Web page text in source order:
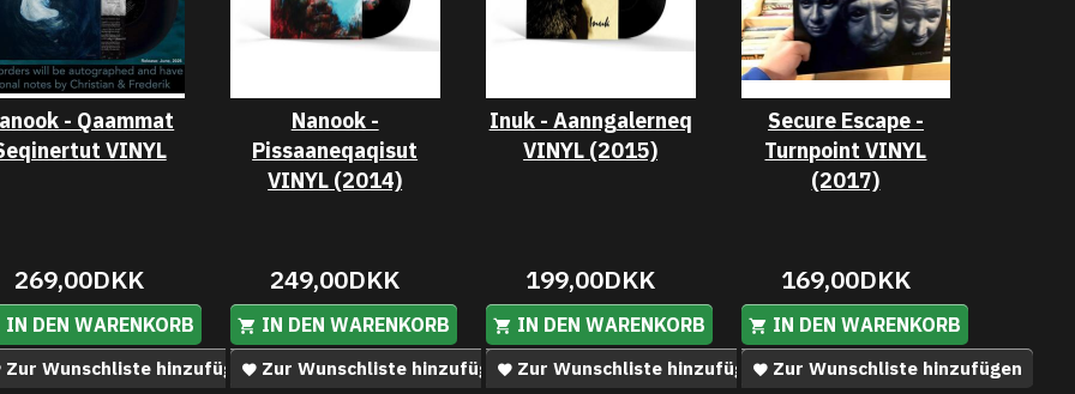
- Qaammat
VINYL
269,00DKK
IN DEN WARENKORB
Zur Wunschliste hinzufügen
Nanook -
Pissaaneqaqisut
VINYL (2014)
249,00DKK
IN DEN WARENKORB
Zur Wunschliste hinzufügen
Inuk - Aanngalerneq
VINYL (2015)
199,00DKK
IN DEN WARENKORB
Zur Wunschliste hinzufügen
Secure Escape -
Turnpoint VINYL
(2017)
169,00DKK
IN DEN WARENKORB
Zur Wunschliste hinzufügen